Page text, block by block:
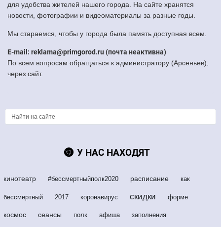
для удобства жителей нашего города. На сайте хранятся
новости, фотографии и видеоматериалы за разные годы.
Мы стараемся, чтобы у города была память доступная всем.
E-mail: reklama@primgorod.ru (почта неактивна)
По всем вопросам обращаться к администратору (Арсеньев),
через сайт.
У НАС НАХОДЯТ
кинотеатр #бессмертныйполк2020 расписание как
бессмертный 2017 коронавирус скидки форме
космос сеансы полк афиша заполнения